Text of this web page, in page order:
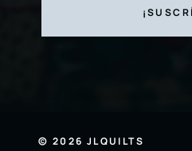
© 2026 JLQUILTS